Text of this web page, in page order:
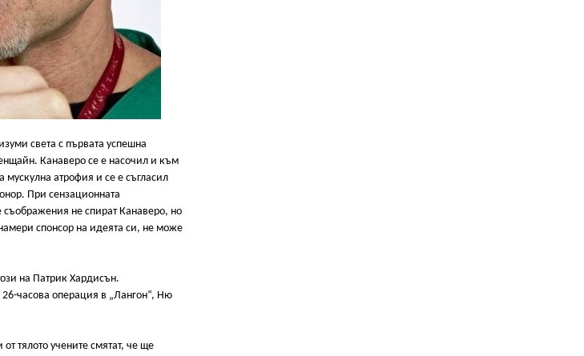
света с първата успешна
Канаверо се е насочил и към
атрофия и се е съгласил
При сензационната
съображения не спират Канаверо, но
спонсор на идеята си, не може
на Патрик Хардисън.
часова операция в „Лангон“, Ню
тялото учените смятат, че ще